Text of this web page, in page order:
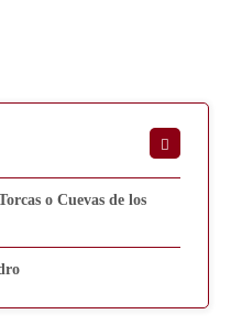
o Cuevas de los